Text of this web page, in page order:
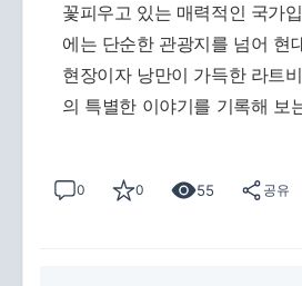
꽃피우고 있는 매력적인 국가
에는 단순한 관광지를 넘어 현
현장이자 낭만이 가득한 라트
의 특별한 이야기를 기록해 보
0 0 55 공유